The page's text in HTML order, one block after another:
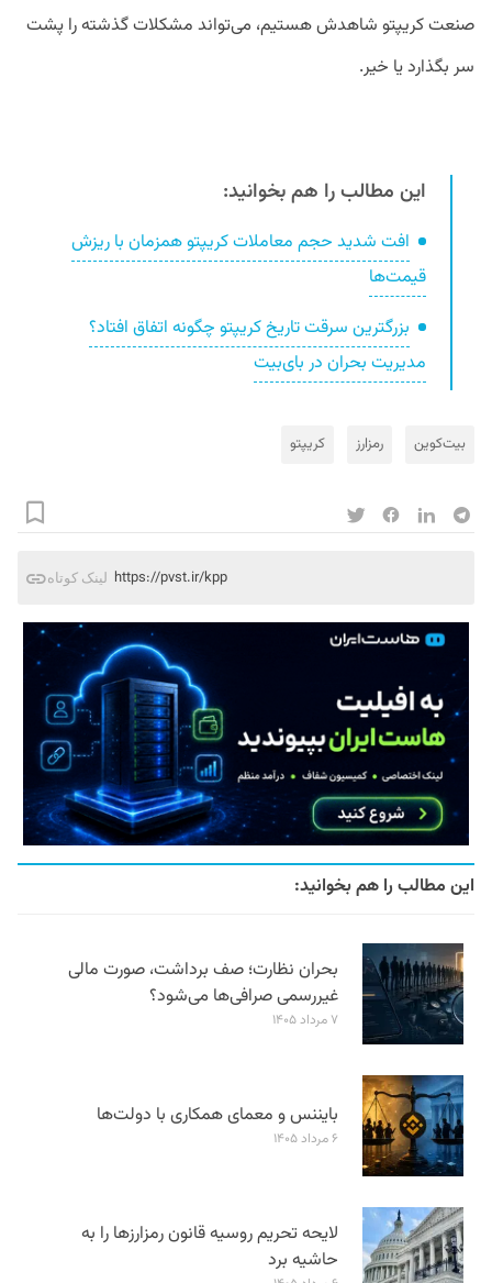
صنعت کریپتو شاهدش هستیم، می‌تواند مشکلات گذشته را پشت
سر بگذارد یا خیر.
این مطالب را هم بخوانید:
افت شدید حجم معاملات کریپتو همزمان با ریزش
قیمت‌ها
بزرگترین سرقت تاریخ کریپتو چگونه اتفاق افتاد؟
مدیریت بحران در بای‌بیت
بیت‌کوین رمزارز کریپتو
لینک کوتاه https://pvst.ir/kpp
این مطالب را هم بخوانید:
بحران نظارت؛ صف برداشت، صورت مالی
غیررسمی صرافی‌ها می‌شود؟
۷ مرداد ۱۴۰۵
بایننس و معمای همکاری با دولت‌ها
۶ مرداد ۱۴۰۵
لایحه تحریم روسیه قانون رمزارزها را به
حاشیه برد